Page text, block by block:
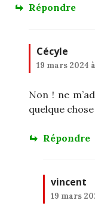
Répondre
Cécyle
19 mars 2024
Non ! ne
quelque
Répondre
vincent
19 mars